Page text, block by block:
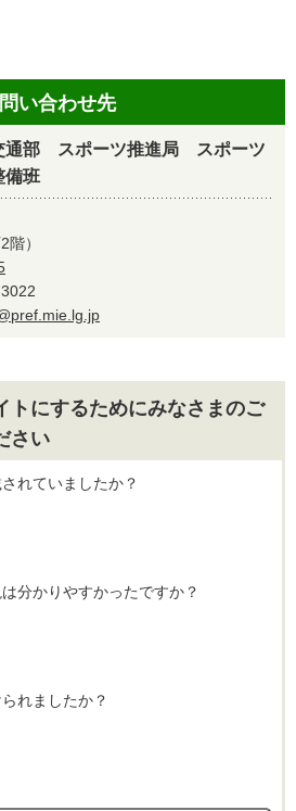
い合わせ先
通部 スポーツ推進局 スポーツ
班
）
3022
トにするためにみなさまのご
さい
れていましたか？
分かりやすかったですか？
れましたか？